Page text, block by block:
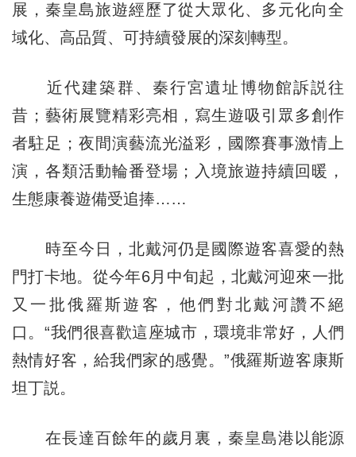
展，秦皇島旅遊經歷了從大眾化、多元化向全
域化、高品質、可持續發展的深刻轉型。
近代建築群、秦行宮遺址博物館訴説往
昔；藝術展覽精彩亮相，寫生遊吸引眾多創作
者駐足；夜間演藝流光溢彩，國際賽事激情上
演，各類活動輪番登場；入境旅遊持續回暖，
生態康養遊備受追捧……
時至今日，北戴河仍是國際遊客喜愛的熱
門打卡地。從今年6月中旬起，北戴河迎來一批
又一批俄羅斯遊客，他們對北戴河讚不絕
口。“我們很喜歡這座城市，環境非常好，人們
熱情好客，給我們家的感覺。”俄羅斯遊客康斯
坦丁説。
在長達百餘年的歲月裏，秦皇島港以能源